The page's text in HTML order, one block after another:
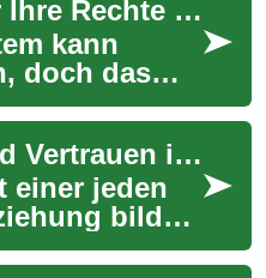
Verständnis für Ihre Rechte schaffen
kann
doch das
eigenen
Verständnis und Vertrauen in Beziehungen aufbauen
einer jeden
bilden
Vertrauen.